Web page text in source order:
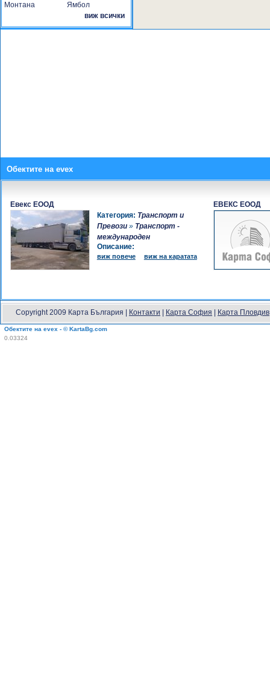
Монтана
Ямбол
виж всички
Обектите на evex
Евекс ЕООД
Категория: Транспорт и
Превози» Транспорт -
международен
Описание:
виж повече виж на каратата
ЕВЕКС ЕООД
Copyright 2009 Карта България | Контакти Карта София Карта Пловдив
Обектите на evex - © KartaBg.com
0.03324